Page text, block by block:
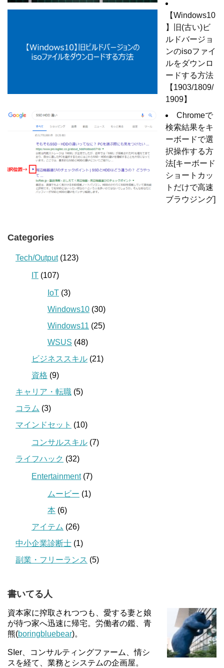
【Windows10
】旧(古い)ビ
ルドバージョ
ンのisoファイ
ルをダウンロ
ードする方法
【1903/1809/
1909】
Chromeで
検索結果をキ
ーボードで選
択操作する方
法[キーボード
ショートカッ
トだけで高速
ブラウジング]
Categories
Tech/Output(123)
IT (107)
IoT (3)
Windows10 (30)
Windows11 (25)
WSUS (48)
ビジネススキル (21)
資格 (9)
キャリア・転職 (5)
コラム (3)
マインドセット (10)
コンサルスキル (7)
ライフハック (32)
Entertainment(7)
ムービー (1)
本 (6)
アイテム (26)
中小企業診断士 (1)
副業・フリーランス (5)
書いてる人
資本家に搾取されつつも、愛する妻と娘
が待つ家へ迅速に帰宅。労働者の鑑、青
熊(boringbluebear)。
SIer、コンサルティングファーム、情シ
スを経て、業務とシステムの企画屋。